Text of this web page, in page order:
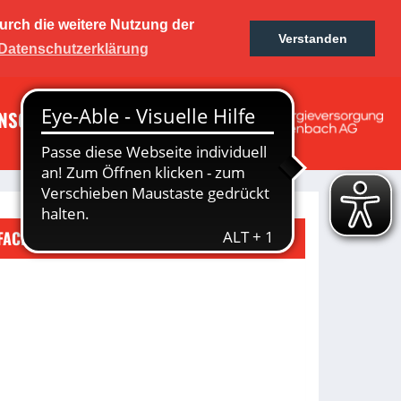
die weitere Nutzung der
Datenschutzerklärung
Verstanden
Ticketshop Fanshop
e.V.
GESCHICHTE